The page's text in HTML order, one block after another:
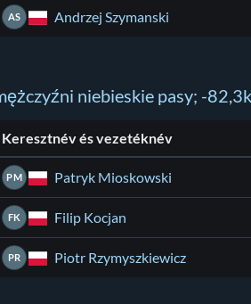
AS Andrzej Szymanski
niebieskie pasy; -
Keresztnév és vezetéknév
PM Patryk Mioskowski
FK Filip Kocjan
PR Piotr Rzymyszkiewicz